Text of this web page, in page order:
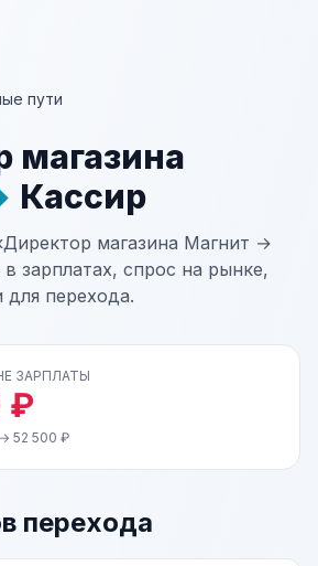
пути
магазина
Кассир
магазина Магнит →
зарплатах, спрос на рынке,
перехода.
ЗАРПЛАТЫ
₽
52 500 ₽
перехода